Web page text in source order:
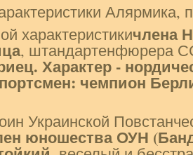
Алярмика,
характеристикичлена
, штандартенфюрера
Характер -
чемпион
Украинской
юношества ОУН